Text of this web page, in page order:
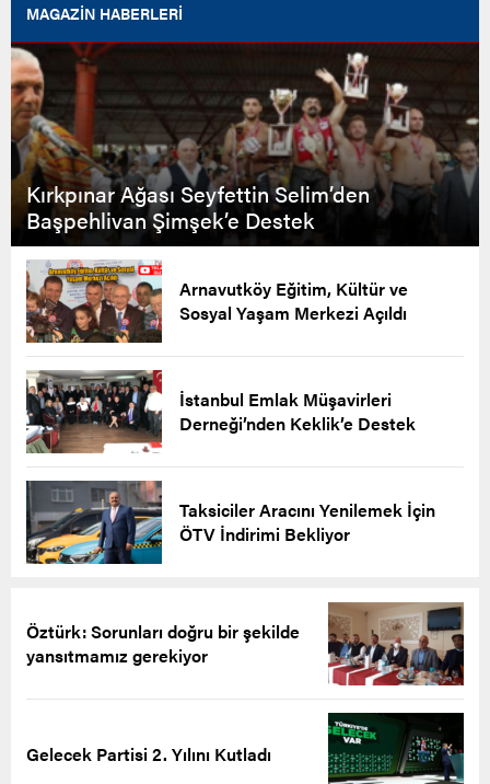
MAGAZİN HABERLERİ
Kırkpınar Ağası Seyfettin Selim’den
Başpehlivan Şimşek’e Destek
Arnavutköy Eğitim, Kültür ve
Sosyal Yaşam Merkezi Açıldı
İstanbul Emlak Müşavirleri
Derneği’nden Keklik’e Destek
Taksiciler Aracını Yenilemek İçin
ÖTV İndirimi Bekliyor
Öztürk: Sorunları doğru bir şekilde
yansıtmamız gerekiyor
Gelecek Partisi 2. Yılını Kutladı